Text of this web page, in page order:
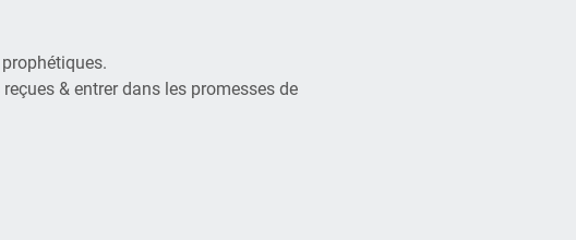
& entrer dans les promesses de